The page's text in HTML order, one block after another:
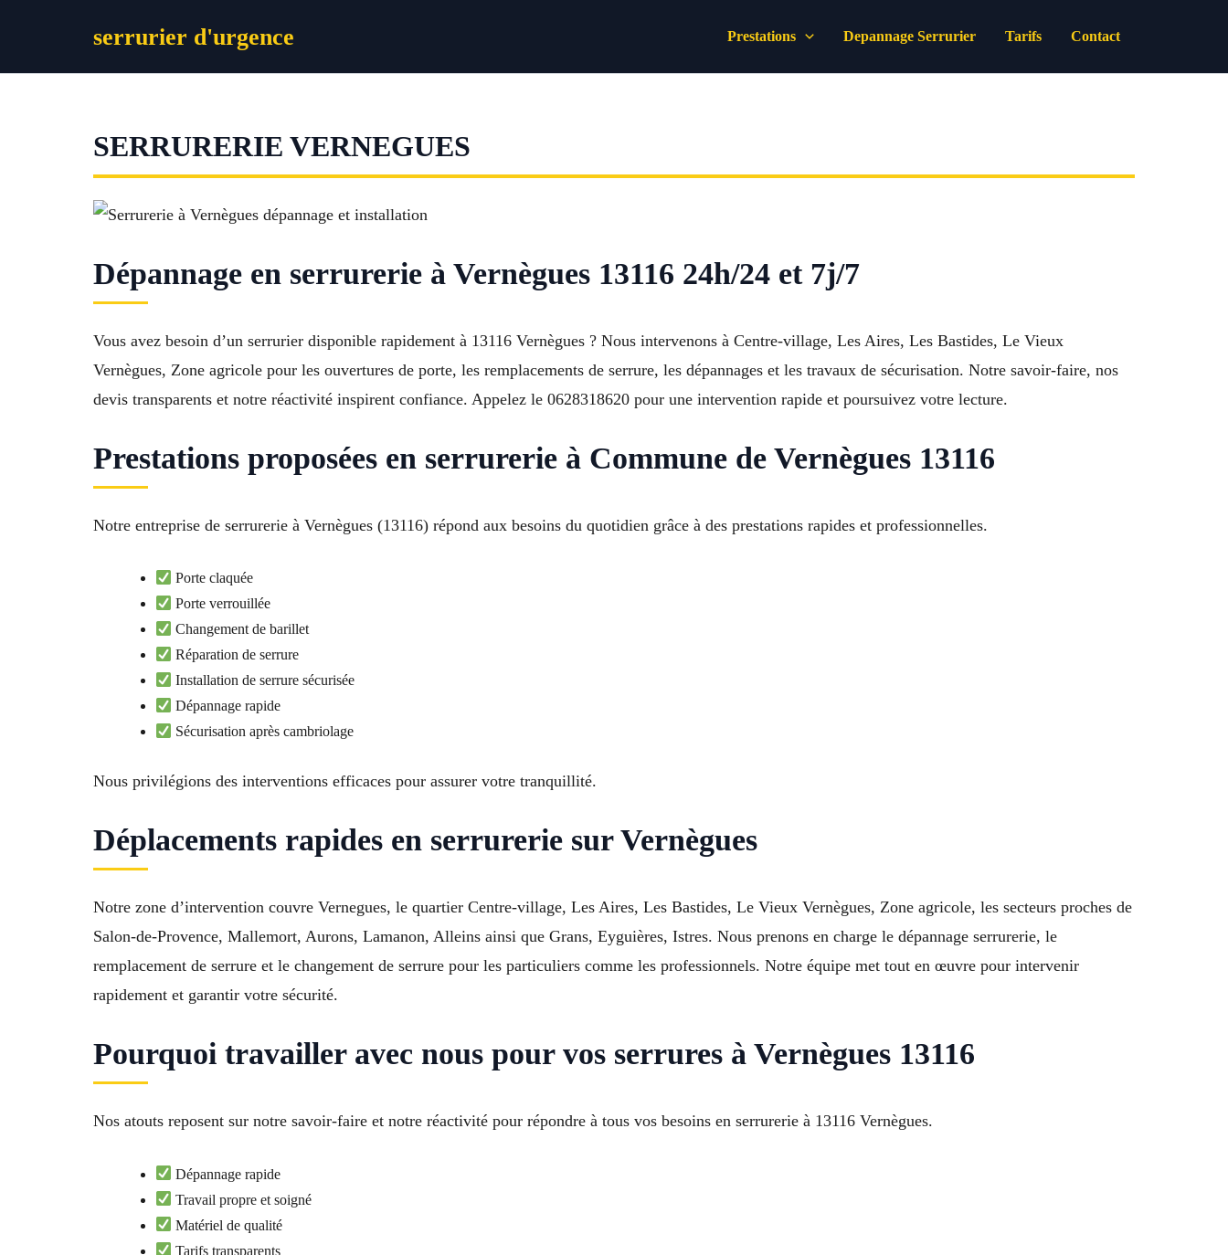
serrurier d'urgence Prestations Depannage Serrurier Tarifs Contact
SERRURERIE VERNEGUES
Dépannage en serrurerie à Vernègues 13116 24h/24 et 7j/7
Vous avez besoin d’un serrurier disponible rapidement à 13116 Vernègues ? Nous intervenons à Centre-village, Les Aires, Les Bastides, Le Vieux
Vernègues, Zone agricole pour les ouvertures de porte, les remplacements de serrure, les dépannages et les travaux de sécurisation. Notre savoir-faire, nos
devis transparents et notre réactivité inspirent confiance. Appelez le 0628318620 pour une intervention rapide et poursuivez votre lecture.
Prestations proposées en serrurerie à Commune de Vernègues 13116
Notre entreprise de serrurerie à Vernègues (13116) répond aux besoins du quotidien grâce à des prestations rapides et professionnelles.
Porte claquée
Porte verrouillée
Changement de barillet
Réparation de serrure
Installation de serrure sécurisée
Dépannage rapide
Sécurisation après cambriolage
Nous privilégions des interventions efficaces pour assurer votre tranquillité.
Déplacements rapides en serrurerie sur Vernègues
Notre zone d’intervention couvre Vernegues, le quartier Centre-village, Les Aires, Les Bastides, Le Vieux Vernègues, Zone agricole, les secteurs proches de
Salon-de-Provence, Mallemort, Aurons, Lamanon, Alleins ainsi que Grans, Eyguières, Istres. Nous prenons en charge le dépannage serrurerie, le
remplacement de serrure et le changement de serrure pour les particuliers comme les professionnels. Notre équipe met tout en œuvre pour intervenir
rapidement et garantir votre sécurité.
Pourquoi travailler avec nous pour vos serrures à Vernègues 13116
Nos atouts reposent sur notre savoir-faire et notre réactivité pour répondre à tous vos besoins en serrurerie à 13116 Vernègues.
Dépannage rapide
Travail propre et soigné
Matériel de qualité
Tarifs transparents